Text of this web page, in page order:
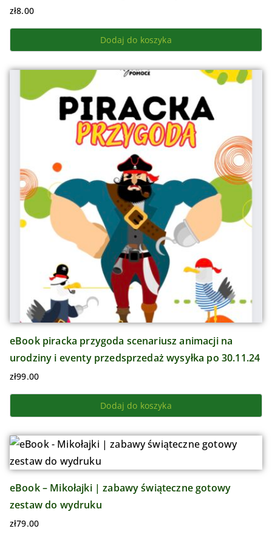
zł8.00
Dodaj do koszyka
eBook piracka przygoda scenariusz animacji na
urodziny i eventy przedsprzedaż wysyłka po 30.11.24
zł99.00
Dodaj do koszyka
eBook – Mikołajki | zabawy świąteczne gotowy
zestaw do wydruku
zł79.00